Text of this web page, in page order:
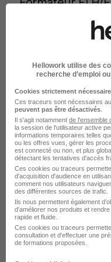
CDD
Cette offre n’est
Assistant
Créteil - 94 CDD
Cette offre n’est plus
Formateur Fl Ofii
Saint-Nazaire - 44
Cette offre n’est plus
Formateur Fl Ofii
Hellowork utilise des
recherche d’emploi
Cookies strictement
Ces traceurs sont nécessaires
peuvent pas être désactivés
Il s'agit notamment de l'ensemble
la session de l'utilisateur active
informations temporaires telles
ou les offres vues, gérer les
est connecté ou non, et plus
détectant les tentatives d'accès
Ces cookies ou traceurs
d'acquisition d'audience en
comment nos utilisateurs
des différentes sources de trafic.
Ils nous permettent également
d'améliorer nos produits et
rapide et fluide.
Ces cookies ou traceurs
consultation et d'effectuer une
de formations proposées.